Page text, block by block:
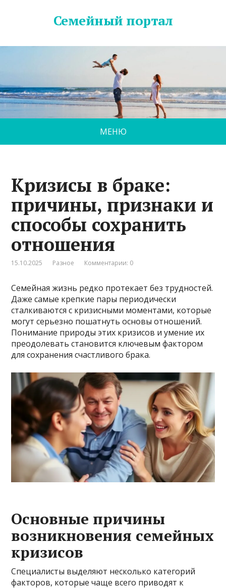
Семейный портал
МЕНЮ
Кризисы в браке:
причины, признаки и
способы сохранить
отношения
15.10.2025 Разное Комментарии: 0
Семейная жизнь редко протекает без трудностей.
Даже самые крепкие пары периодически
сталкиваются с кризисными моментами, которые
могут серьезно пошатнуть основы отношений.
Понимание природы этих кризисов и умение их
преодолевать становится ключевым фактором
для сохранения счастливого брака.
Основные причины
возникновения семейных
кризисов
Специалисты выделяют несколько категорий
факторов, которые чаще всего приводят к